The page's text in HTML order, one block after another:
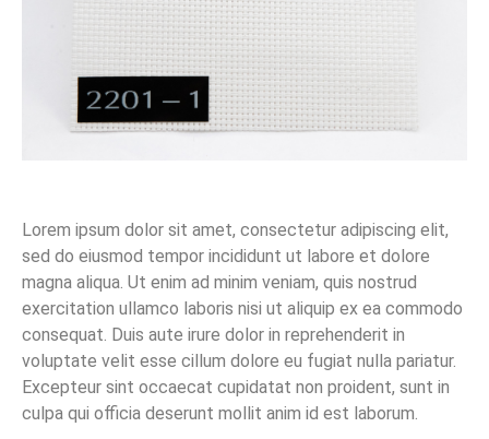
Lorem ipsum dolor sit amet, consectetur adipiscing elit,
sed do eiusmod tempor incididunt ut labore et dolore
magna aliqua. Ut enim ad minim veniam, quis nostrud
exercitation ullamco laboris nisi ut aliquip ex ea commodo
consequat. Duis aute irure dolor in reprehenderit in
voluptate velit esse cillum dolore eu fugiat nulla pariatur.
Excepteur sint occaecat cupidatat non proident, sunt in
culpa qui officia deserunt mollit anim id est laborum.